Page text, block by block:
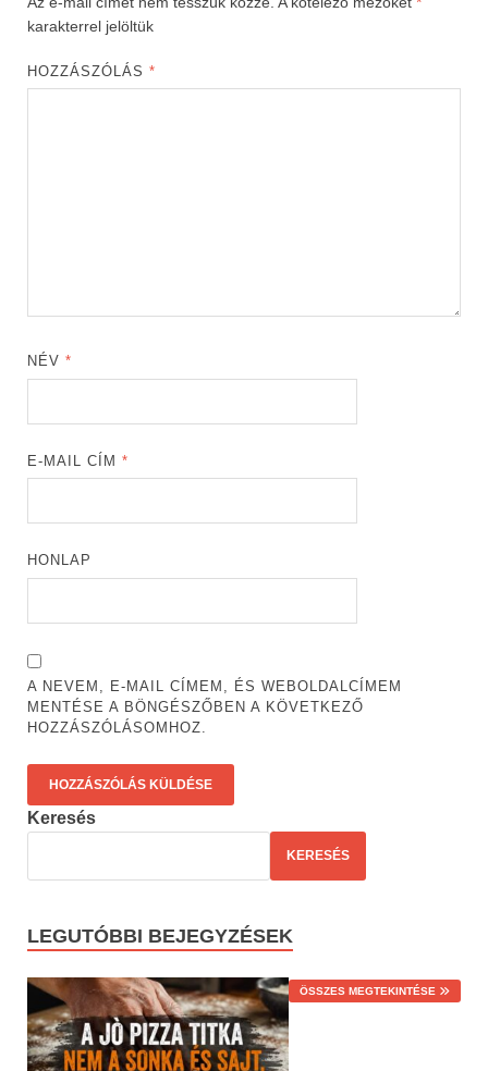
karakterrel jelöltük
HOZZÁSZÓLÁS*
NÉV*
E-MAIL CÍM*
HONLAP
A NEVEM, E-MAIL CÍMEM, ÉS WEBOLDALCÍMEM
MENTÉSE A BÖNGÉSZŐBEN A KÖVETKEZŐ
HOZZÁSZÓLÁSOMHOZ.
Keresés
KERESÉS
LEGUTÓBBI BEJEGYZÉSEK
ÖSSZES MEGTEKINTÉSE